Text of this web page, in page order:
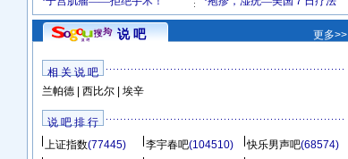
说 吧 更多>>
相 关 说 吧
兰帕德| 西比尔| 埃辛
说 吧 排 行
上证指数(77445) 李宇春吧(104510) 快乐男声吧(68574)